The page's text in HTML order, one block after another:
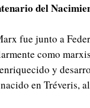
del
fue junto a
como
y
en Tréveris,